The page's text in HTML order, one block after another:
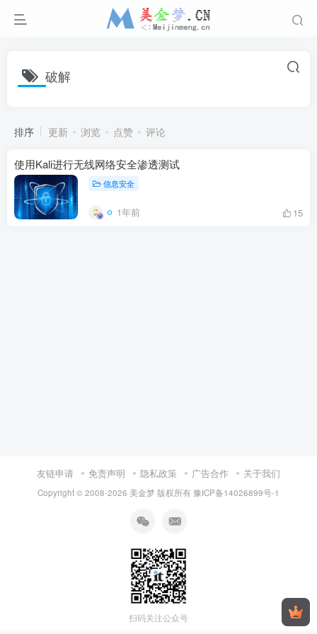
破解
排序 更新 浏览 点赞 评论
使用Kali进行无线网络安全渗透测试
信息安全
1年前 15
友链申请 免责声明 隐私政策 广告合作 关于我们
Copyright © 2008-2026 美金梦 版权所有 豫ICP备14026899号-1
扫码关注公众号